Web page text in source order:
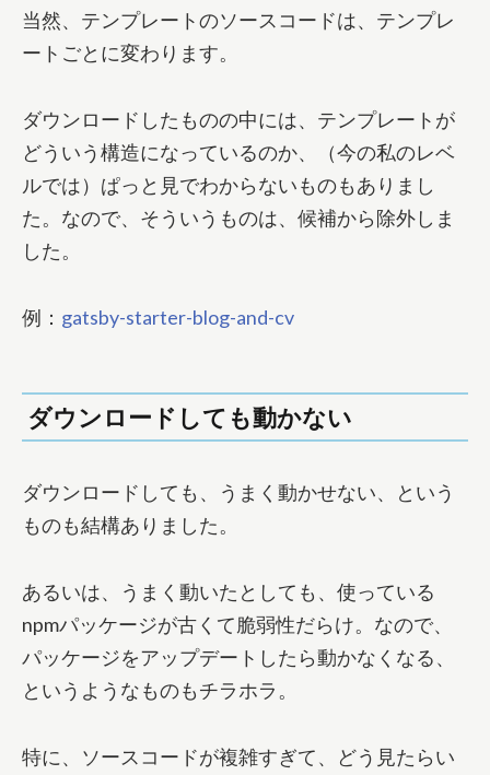
当然、テンプレートのソースコードは、テンプレ
ートごとに変わります。
ダウンロードしたものの中には、テンプレートが
どういう構造になっているのか、（今の私のレベ
ルでは）ぱっと見でわからないものもありまし
た。なので、そういうものは、候補から除外しま
した。
例： gatsby-starter-blog-and-cv
ダウンロードしても動かない
ダウンロードしても、うまく動かせない、という
ものも結構ありました。
あるいは、うまく動いたとしても、使っている
npmパッケージが古くて脆弱性だらけ。なので、
パッケージをアップデートしたら動かなくなる、
というようなものもチラホラ。
特に、ソースコードが複雑すぎて、どう見たらい